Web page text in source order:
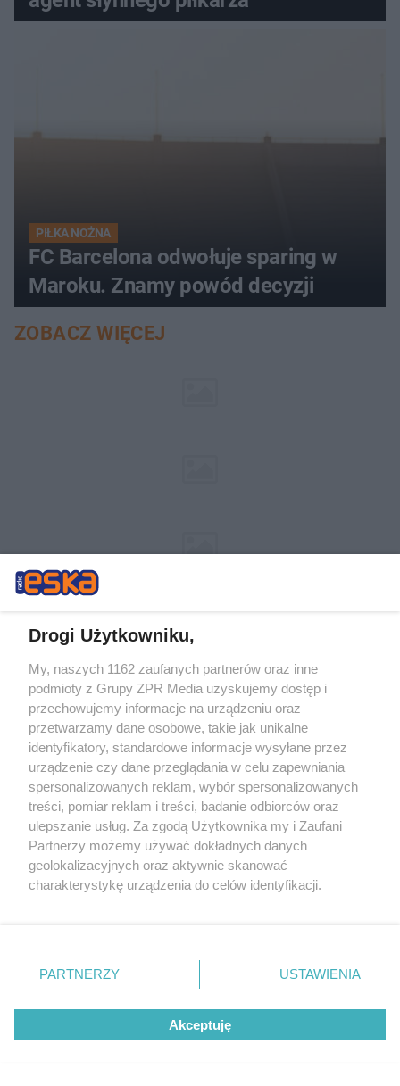
PIŁKA NOŻNA
FC Barcelona odwołuje sparing w
Maroku. Znamy powód decyzji
ZOBACZ WIĘCEJ
Żaden utwór zamieszczony w serwisie nie może być powielany i
rozpowszechniany lub dalej rozpowszechniany w jakikolwiek sposób (w
tym także elektroniczny lub mechaniczny) na jakimkolwiek polu
eksploatacji w jakiejkolwiek formie, włącznie z umieszczaniem w
Drogi Użytkowniku,
My, naszych 1162 zaufanych partnerów oraz inne
podmioty z Grupy ZPR Media uzyskujemy dostęp i
przechowujemy informacje na urządzeniu oraz
przetwarzamy dane osobowe, takie jak unikalne
identyfikatory, standardowe informacje wysyłane przez
urządzenie czy dane przeglądania w celu zapewniania
spersonalizowanych reklam, wybór spersonalizowanych
treści, pomiar reklam i treści, badanie odbiorców oraz
ulepszanie usług. Za zgodą Użytkownika my i Zaufani
Partnerzy możemy używać dokładnych danych
geolokalizacyjnych oraz aktywnie skanować
charakterystykę urządzenia do celów identyfikacji.
zmienić/wycofać klikając przycisk ustawień prywatności
znajdujący się w lewym dolnym rogu strony
rodzaje przetwarzania danych nie wymagają zgody
użytkownika, ale masz prawo sprzeciwić się takiemu
przetwarzaniu. Preferencje będą miały zastosowanie tylko
PARTNERZY USTAWIENIA
Akceptuję